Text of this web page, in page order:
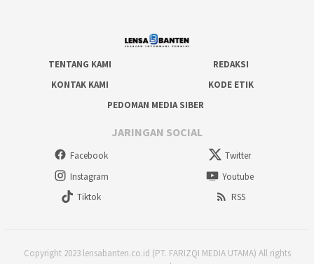
TENTANG KAMI
REDAKSI
KONTAK KAMI
KODE ETIK
PEDOMAN MEDIA SIBER
JARINGAN SOCIAL
Facebook
Twitter
Instagram
Youtube
Tiktok
RSS
Copyright 2023 lensabanten.co.id (PT. FARIZQI MEDIA UTAMA) All rights